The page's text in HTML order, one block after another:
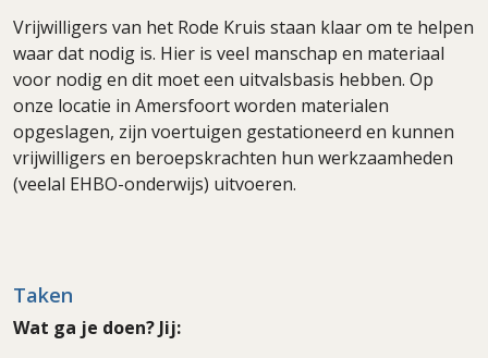
Vrijwilligers van het Rode Kruis staan klaar om te helpen
waar dat nodig is. Hier is veel manschap en materiaal
voor nodig en dit moet een uitvalsbasis hebben. Op
onze locatie in Amersfoort worden materialen
opgeslagen, zijn voertuigen gestationeerd en kunnen
vrijwilligers en beroepskrachten hun werkzaamheden
(veelal EHBO-onderwijs) uitvoeren.
Taken
Wat ga je doen? Jij: